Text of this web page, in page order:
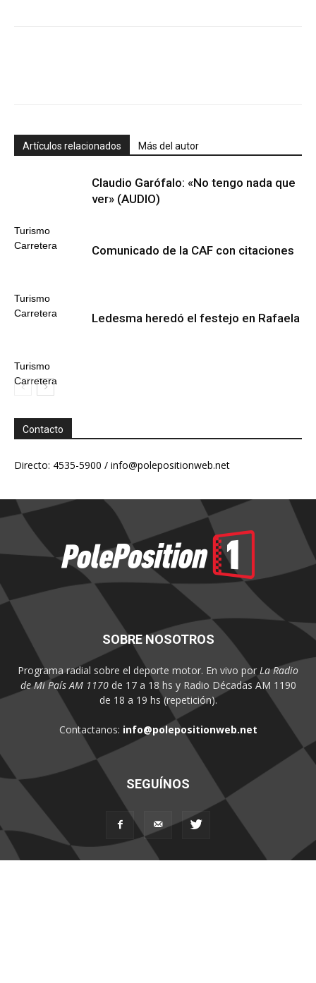
Artículos relacionados Más del autor
Turismo
Carretera
Claudio Garófalo: «No tengo nada que
ver» (AUDIO)
Turismo
Carretera
Comunicado de la CAF con citaciones
Turismo
Carretera
Ledesma heredó el festejo en Rafaela
Contacto
Directo: 4535-5900 / info@polepositionweb.net
SOBRE NOSOTROS
Programa radial sobre el deporte motor. En vivo por La Radio
de Mi País AM 1170de 17 a 18 hs y Radio Décadas AM 1190
de 18 a 19 hs (repetición).
Contactanos: info@polepositionweb.net
SEGUÍNOS